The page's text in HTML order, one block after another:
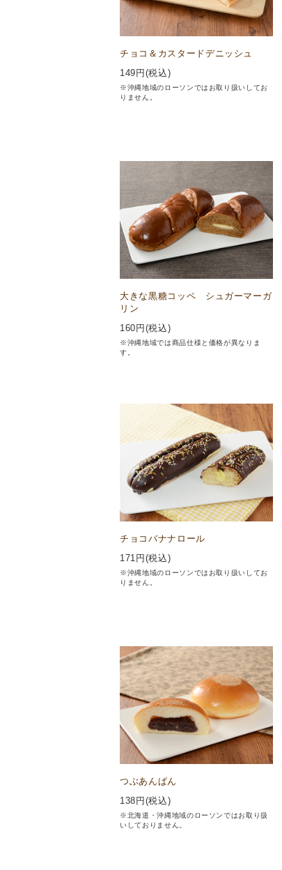
チョコ＆カスタードデニッシュ
149 円(税込)
※沖縄地域のローソンではお取り扱いしてお
りません。
大きな黒糖コッペ シュガーマーガ
リン
160 円(税込)
※沖縄地域では商品仕様と価格が異なりま
す。
チョコバナナロール
171 円(税込)
※沖縄地域のローソンではお取り扱いしてお
りません。
つぶあんぱん
138 円(税込)
※北海道・沖縄地域のローソンではお取り扱
いしておりません。